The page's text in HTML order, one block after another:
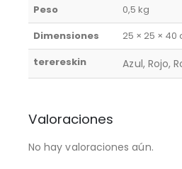
Peso
0,5 kg
Dimensiones
25 × 25 × 40
terereskin
Azul, Rojo,
Valoraciones
No hay valoraciones aún.